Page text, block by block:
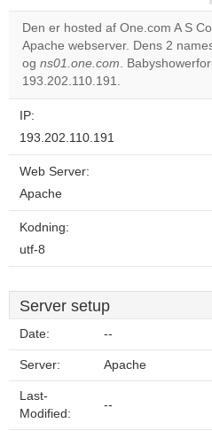
Den er hosted af One.com A S
Apache webserver. Dens 2
og ns01.one.com.
193.202.110.191.
IP:
193.202.110.191
Web Server:
Apache
Kodning:
utf-8
Server setup
Date: --
Server: Apache
Last-
Modified:
--